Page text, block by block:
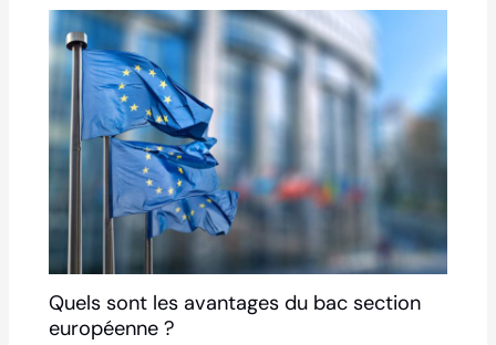
Quels sont les avantages du bac section
européenne ?